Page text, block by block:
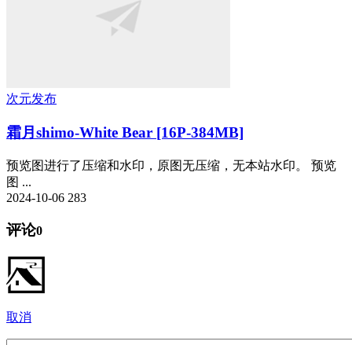
次元发布
霜月shimo-White Bear [16P-384MB]
预览图进行了压缩和水印，原图无压缩，无本站水印。 预览
图 ...
2024-10-06 283
评论0
取消